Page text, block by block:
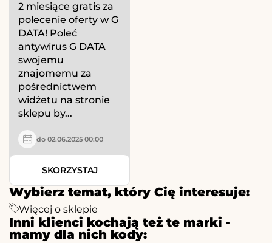
Wybierz temat, który Cię interesuje:
Więcej o sklepie
Inni klienci kochają też te marki -
mamy dla nich kody:
2 miesiące gratis za
polecenie oferty w G
DATA! Poleć
antywirus G DATA
swojemu
znajomemu za
pośrednictwem
widżetu na stronie
sklepu by...
do 02.06.2025 00:00
SKORZYSTAJ